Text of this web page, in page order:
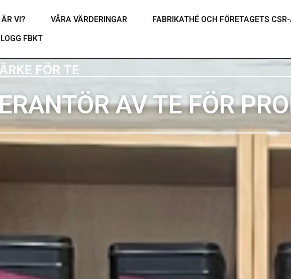
VI? VÅRA VÄRDERINGAR
FABRIKATHÉ OCH FÖRETAGETS
FBKT
FÖR TE
AV TE FÖR